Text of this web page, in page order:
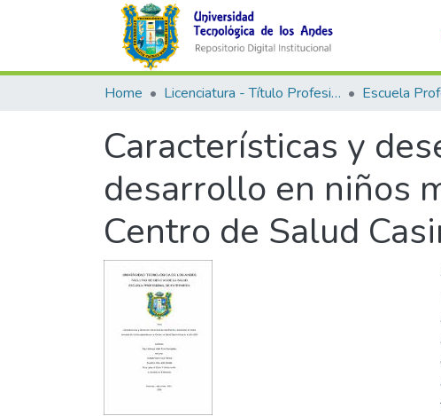
Home Licenciatura - Título Profesional
Características y
desarrollo en niños
Centro de Salud